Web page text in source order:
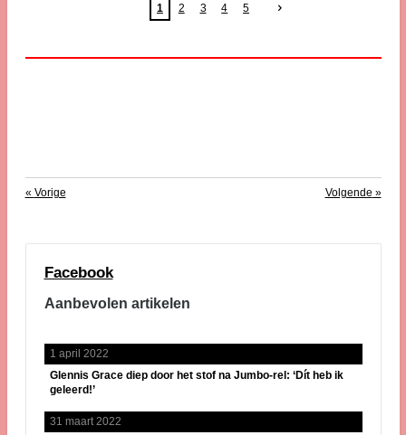
1 2 3 4 5
« Vorige Volgende »
Facebook
Aanbevolen artikelen
1 april 2022
Glennis Grace diep door het stof na Jumbo-rel: ‘Dít heb ik
geleerd!’
31 maart 2022